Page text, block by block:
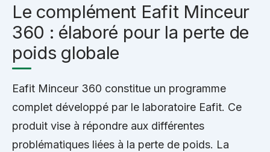
Le complément Eafit Minceur
360 : élaboré pour la perte de
poids globale
Eafit Minceur 360 constitue un programme
complet développé par le laboratoire Eafit. Ce
produit vise à répondre aux différentes
problématiques liées à la perte de poids. La